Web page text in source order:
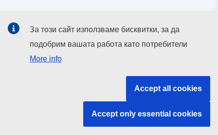
Вижте профили на ЕС в социалните медии
Институции и органи на ЕС
За този сайт използваме бисквитки, за да
подобрим вашата работа като потребители
More info
Accept all cookies
Accept only essential cookies